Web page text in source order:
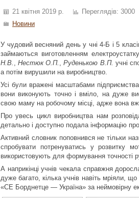
21 квітня 2019 р. Переглядів: 3000
Новини
У чудовий весняний день у чні 4-Б і 5
займаються виготовленням
Н.В. ,Нестюк О.П. ,Руденькою В.П. учні
а потім вирушили на виробництво.
Усі були вражені масштабами
вони виконують точно і вміло, на дуже
свою маму на робочому місці, адже вона
Про увесь цикл виробництва нам
детально і доступно подала інформацію
Активний словник поповнився не тільки
спробувати потренуватись у розвитку
використовують для формування точності
А наприкінці учнів чекала справжня
дуже багато, кілька учнів навіть мріяли,
«СЕ Борднетце — Україна» за неймовірну